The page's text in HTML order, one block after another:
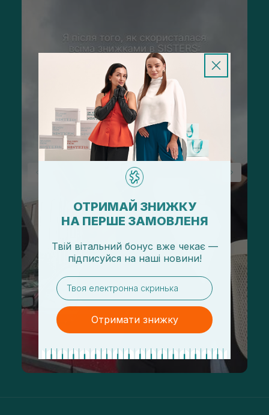
ОТРИМАЙ ЗНИЖКУ
НА ПЕРШЕ ЗАМОВЛЕНЯ
Твій вітальний бонус вже чекає —
підписуйся на наші новини!
email
Отримати знижку